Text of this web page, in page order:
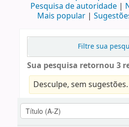
Pesquisa de autoridade
Mais popular
Filtre sua
Sua pesquisa retornou 3
Desculpe, sem sugestões.